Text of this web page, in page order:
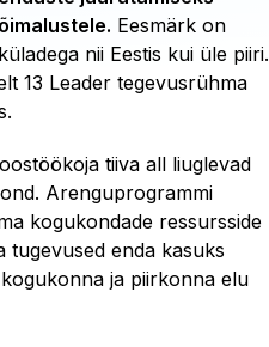
Eesmärk on
nii Eestis kui üle piiri.
13 Leader tegevusrühma
tiiva all liuglevad
Arenguprogrammi
kogukondade ressursside
tugevused enda kasuks
ja piirkonna elu